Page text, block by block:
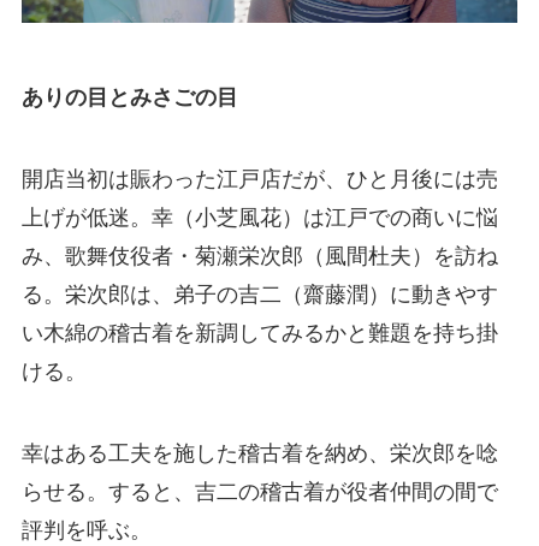
ありの目とみさごの目
開店当初は賑わった江戸店だが、ひと月後には売
上げが低迷。幸（小芝風花）は江戸での商いに悩
み、歌舞伎役者・菊瀬栄次郎（風間杜夫）を訪ね
る。栄次郎は、弟子の吉二（齋藤潤）に動きやす
い木綿の稽古着を新調してみるかと難題を持ち掛
ける。
幸はある工夫を施した稽古着を納め、栄次郎を唸
らせる。すると、吉二の稽古着が役者仲間の間で
評判を呼ぶ。